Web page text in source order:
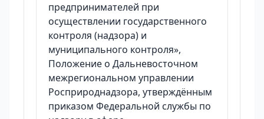
предпринимателей при
осуществлении государственного
контроля (надзора) и
муниципального контроля»,
Положение о Дальневосточном
межрегиональном управлении
Росприроднадзора, утверждённым
приказом Федеральной службы по